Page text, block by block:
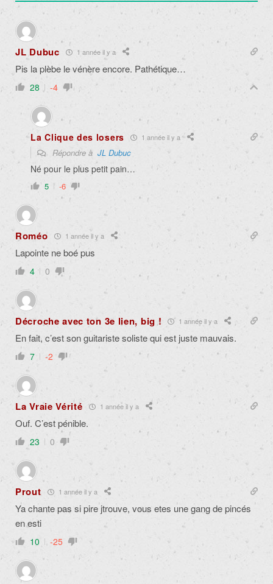
JL Dubuc 1 année il y a
Pis la plèbe le vénère encore. Pathétique…
28 -4
La Clique des losers 1 année il y a
Répondre à JL Dubuc
Né pour le plus petit pain…
5 -6
Roméo 1 année il y a
Lapointe ne boé pus
4 0
Décroche avec ton 3e lien, big ! 1 année il y a
En fait, c’est son guitariste soliste qui est juste mauvais.
7 -2
La Vraie Vérité 1 année il y a
Ouf. C’est pénible.
23 0
Prout 1 année il y a
Ya chante pas si pire jtrouve, vous etes une gang de pincés
en esti
10 -25